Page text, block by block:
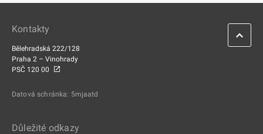
Kontakty
Bělehradská 222/128
Praha 2 – Vinohrady
PSČ 120 00
Datová schránka: 5mjaatd
Důležité odkazy